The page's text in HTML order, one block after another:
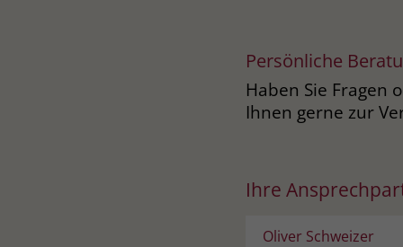
Persönliche
Haben Sie Fragen
Ihnen gerne zur
Ihre
Oliver Schweizer